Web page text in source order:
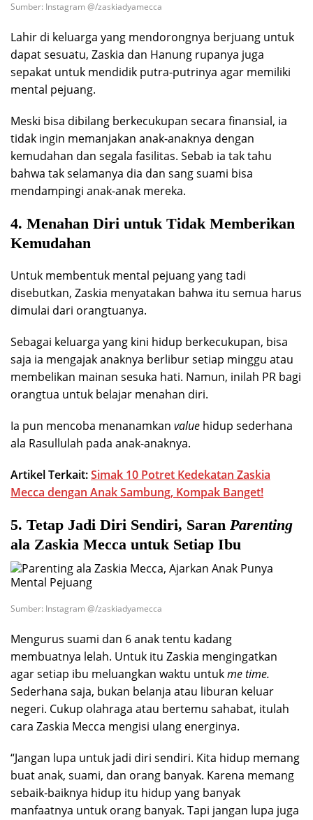
Sumber: Instagram @/zaskiadyamecca
Lahir di keluarga yang mendorongnya berjuang untuk
dapat sesuatu, Zaskia dan Hanung rupanya juga
sepakat untuk mendidik putra-putrinya agar memiliki
mental pejuang.
Meski bisa dibilang berkecukupan secara finansial, ia
tidak ingin memanjakan anak-anaknya dengan
kemudahan dan segala fasilitas. Sebab ia tak tahu
bahwa tak selamanya dia dan sang suami bisa
mendampingi anak-anak mereka.
4. Menahan Diri untuk Tidak Memberikan
Kemudahan
Untuk membentuk mental pejuang yang tadi
disebutkan, Zaskia menyatakan bahwa itu semua harus
dimulai dari orangtuanya.
Sebagai keluarga yang kini hidup berkecukupan, bisa
saja ia mengajak anaknya berlibur setiap minggu atau
membelikan mainan sesuka hati. Namun, inilah PR bagi
orangtua untuk belajar menahan diri.
Ia pun mencoba menanamkan value hidup sederhana
ala Rasullulah pada anak-anaknya.
Artikel Terkait:Simak 10 Potret Kedekatan Zaskia
Mecca dengan Anak Sambung, Kompak Banget!
5. Tetap Jadi Diri Sendiri, Saran Parenting
ala Zaskia Mecca untuk Setiap Ibu
Sumber: Instagram @/zaskiadyamecca
Mengurus suami dan 6 anak tentu kadang
membuatnya lelah. Untuk itu Zaskia mengingatkan
agar setiap ibu meluangkan waktu untukme time.
Sederhana saja, bukan belanja atau liburan keluar
negeri. Cukup olahraga atau bertemu sahabat, itulah
cara Zaskia Mecca mengisi ulang energinya.
“Jangan lupa untuk jadi diri sendiri. Kita hidup memang
buat anak, suami, dan orang banyak. Karena memang
sebaik-baiknya hidup itu hidup yang banyak
manfaatnya untuk orang banyak. Tapi jangan lupa juga